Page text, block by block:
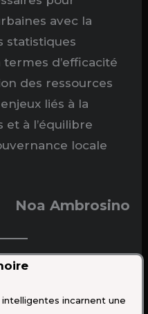
avec la
statistiques
termes d’efficacité
des ressources
liés à la
à l’équilibre
locale
Noa Ambrosino
intelligentes incarnent une